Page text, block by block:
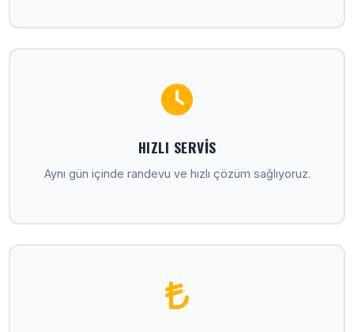
HIZLI SERVIS
Aynı gün içinde randevu ve hızlı çözüm sağlıyoruz.